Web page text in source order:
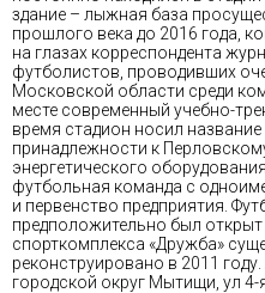
здание – лыжная база
прошлого века до 2016 года,
на глазах корреспондента
футболистов, проводивших
Московской области среди
месте современный учебно-
время стадион носил
принадлежности к
энергетического
футбольная команда с
и первенство предприятия.
предположительно был открыт
спорткомплекса «Дружба»
реконструировано в 2011
городской округ Мытищи, ул 4-